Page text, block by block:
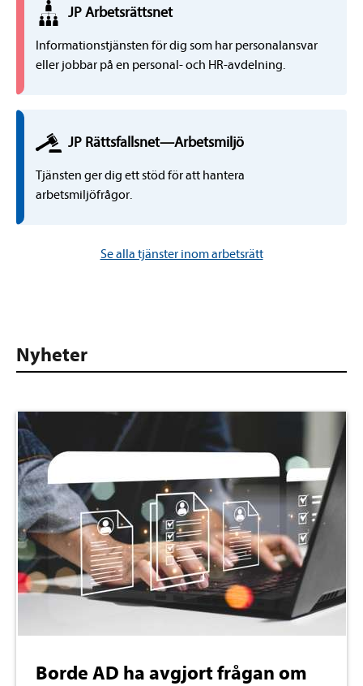
JPArbetsrättsnet
Informationstjänsten för dig som har personalansvar
eller jobbar på en personal- och HR-avdelning.
JP Rättsfallsnet—Arbetsmiljö
Tjänsten ger dig ett stöd för att hantera
arbetsmiljöfrågor.
Se alla tjänster inom arbetsrätt
Nyheter
Borde AD ha avgjort frågan om